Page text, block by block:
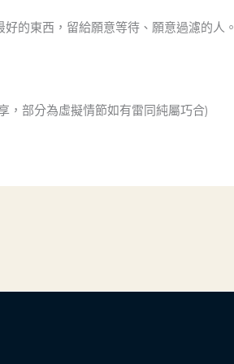
的東西，留給願意等待、願意過濾的人。
，部分為虛擬情節如有雷同純屬巧合)